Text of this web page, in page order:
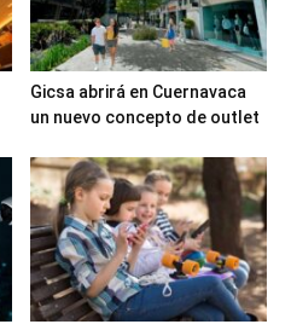
Gicsa abrirá en Cuernavaca
un nuevo concepto de outlet